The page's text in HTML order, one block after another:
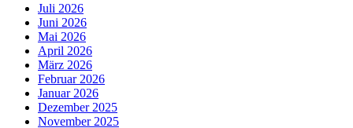
Juli 2026
Juni 2026
Mai 2026
April 2026
März 2026
Februar 2026
Januar 2026
Dezember 2025
November 2025